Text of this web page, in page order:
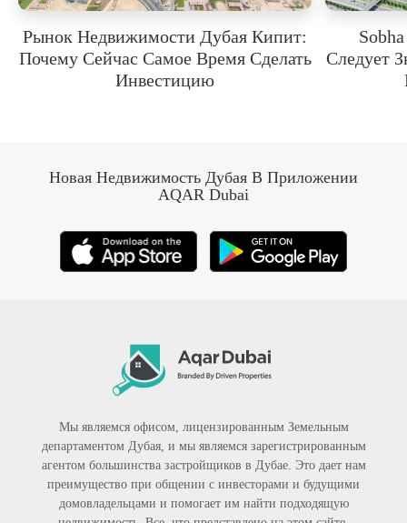
Рынок Недвижимости Дубая Кипит:
Почему Сейчас Самое Время Сделать
Инвестицию
Следует
Новая Недвижимость Дубая В Приложении
AQAR Dubai
Мы являемся офисом, лицензированным Земельным
департаментом Дубая, и мы являемся зарегистрированным
агентом большинства застройщиков в Дубае. Это дает нам
преимущество при общении с инвесторами и будущими
домовладельцами и помогает им найти подходящую